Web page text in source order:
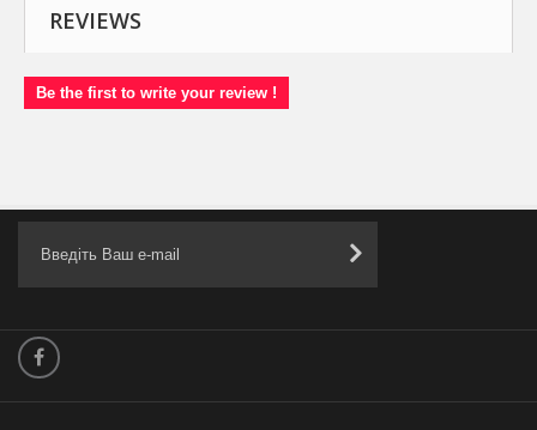
REVIEWS
Be the first to write your review !